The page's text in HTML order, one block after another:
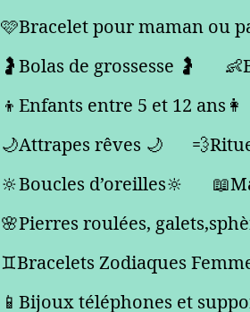
🩷Bracelet pour maman ou
🤰Bolas de grossesse 🤰
👦Enfants entre 5 et 12 ans👩
🌙Attrapes rêves 🌙
🔆Boucles d’oreilles🔆
🌸Pierres roulées,
♊️Bracelets Zodiaques
📱Bijoux téléphones et